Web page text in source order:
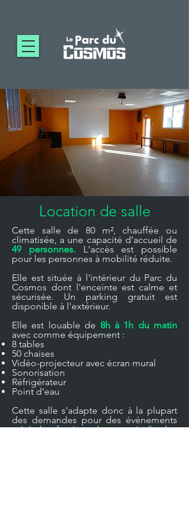
Location de salle
Cette salle de 80 m², chauffée ou
climatisée, a une capacité d’accueil de
49 personnes.L'accès est possible
pour les personnes à mobilité réduite.
Elle est située à l'intérieur du Parc du
Cosmos dont l'enceinte est calme et
sécurisée. Un parking gratuit est
disponible à l'extérieur.
Elle est louable de 8h à 1h du matin
avec comme équipement :
8 tables
50 chaises
Vidéo-projecteur avec écran mural
Sonorisation
Réfrigérateur
Point d'eau
Cette salle s'adapte donc à la plupart
des demandes pour des événements
privés (professionnels ou particuliers) :